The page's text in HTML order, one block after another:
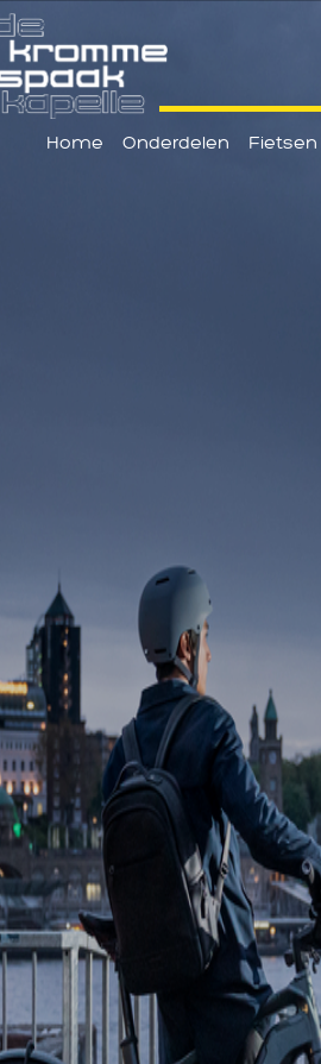
Home Onderdelen Fietsen